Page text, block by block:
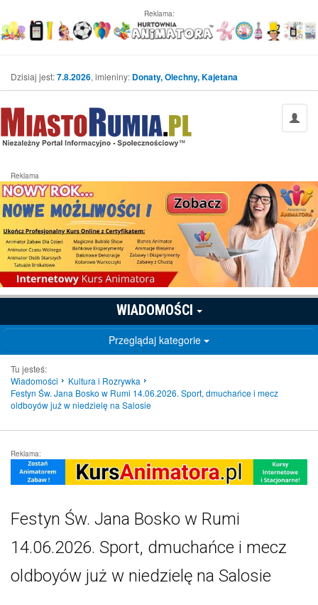
Reklama:
Dzisiaj jest:7.8.2026, imieniny: Donaty, Olechny, Kajetana
Reklama
WIADOMOŚCI
Przeglądaj kategorie
Tu jesteś:
Wiadomości
Kultura i Rozrywka
Festyn Św. Jana Bosko w Rumi 14.06.2026. Sport, dmuchańce i mecz
oldboyów już w niedzielę na Salosie
Reklama:
Festyn Św. Jana Bosko w Rumi
14.06.2026. Sport, dmuchańce i mecz
oldboyów już w niedzielę na Salosie